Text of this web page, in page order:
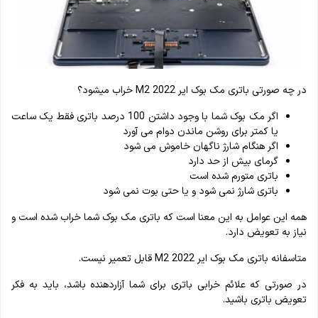
در چه صورتی باتری مک بوک ایر M2 2022 خراب میشود؟
اگر مک بوک شما با وجود داشتن 100 درصد باتری فقط یک ساعت
یا کمتر برای روشن ماندن دوام می آورد
اگر هنگام شارژ ناگهان خاموش می شود
گرمای بیش از حد دارد
باتری متورم شده است
باتری شارژ نمی شود و یا حتی بوت نمی شود
همه این عوامل به این معنا است که باتری مک بوک شما خراب شده است و
نیاز به تعویض دارد.
متاسفانه باتری مک بوک ایر M2 2022 قابل تعمیر نیست.
در صورتی که علائم خرابی باتری برای شما آزاردهنده باشد، باید به فکر
تعویض باتری باشید.